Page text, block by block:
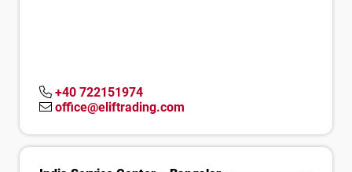
+40 722151974
office@eliftrading.com